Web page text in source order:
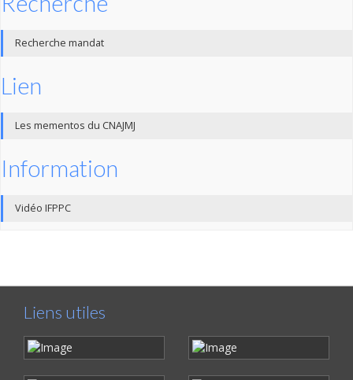
Recherche mandat
Lien
Les mementos du CNAJMJ
Information
Vidéo IFPPC
Liens utiles